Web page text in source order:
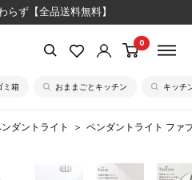
らず【全品送料無料】
0
ミ箱 おままごとキッチン キッチ
ダントライト ペンダントライト ファ